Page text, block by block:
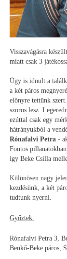
Visszavágásra
miatt csak 3
Úgy is idnult a
a két páros
előnyre tettünk
szoros lesz.
ezúttal csak egy
hátrányukból a
Rónafalvi Petra -
Fontos
így Beke Csilla
Különösen nagy
kezdésünk, a két
tudtunk nyerni.
Győztek:
Rónafalvi Petra 3,
Benkő-Beke páros,